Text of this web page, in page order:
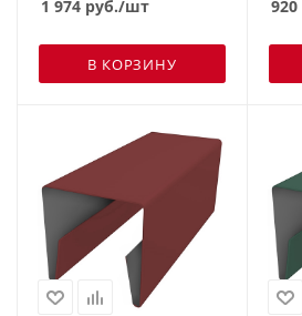
1 974 руб./шт
В КОРЗИНУ
920